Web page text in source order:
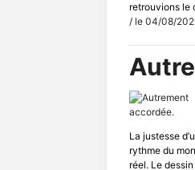
retrouvions le
/ le 04/08/
La justesse
rythme du
réel. Le